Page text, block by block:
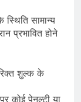
सामान्य
प्रभावित होने
शुल्क के
कोई पेनल्टी या